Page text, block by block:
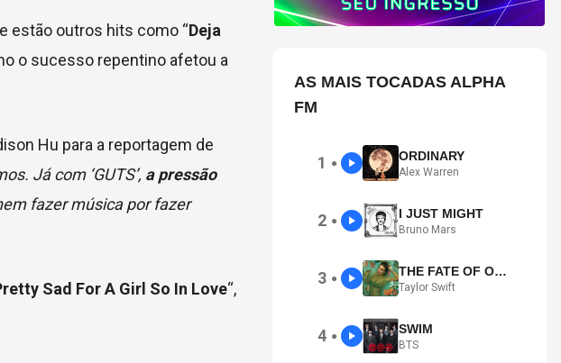
estão outros hits como “Deja
o sucesso repentino afetou a
Hu para a reportagem de
Já com ‘GUTS’, a pressão
fazer música por fazer
Sad For A Girl So In Love“,
AS MAIS TOCADAS ALPHA
FM
1 ● ORDINARY
Alex Warren
2 ● I JUST MIGHT
Bruno Mars
3 ● THE FATE OF OPHELIA
Taylor Swift
4 ● SWIM
BTS